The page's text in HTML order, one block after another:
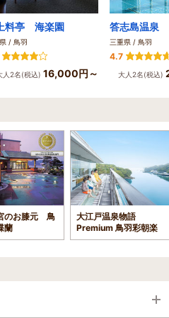
料亭 海楽園
/ 鳥羽
人2名(税込) 16,000円～
答志島温泉
三重県 / 鳥羽
4.7
大人2名(税込)
のお膝元 鳥
蘭
大江戸温泉物語
Premium 鳥羽彩朝楽